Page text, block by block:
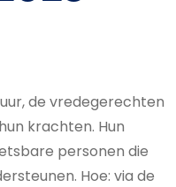
de vredegerechten
krachten. Hun
personen die
Hoe: via de